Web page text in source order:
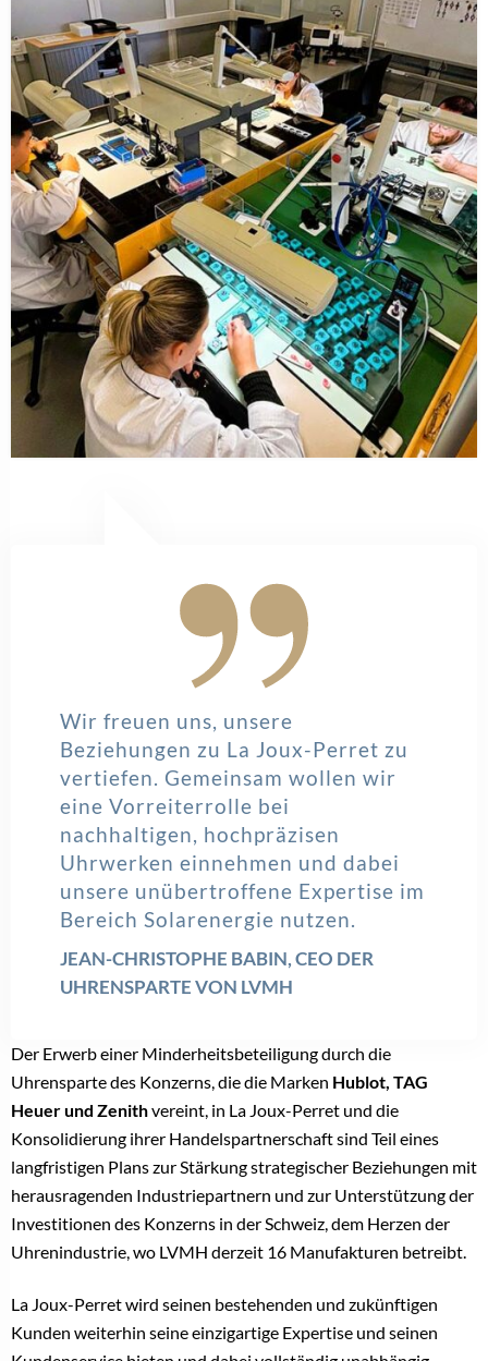
Wir freuen uns, unsere
Beziehungen zu La Joux-Perret zu
vertiefen. Gemeinsam wollen wir
eine Vorreiterrolle bei
nachhaltigen, hochpräzisen
Uhrwerken einnehmen und dabei
unsere unübertroffene Expertise im
Bereich Solarenergie nutzen.
JEAN-CHRISTOPHE BABIN, CEO DER
UHRENSPARTE VON LVMH
Der Erwerb einer Minderheitsbeteiligung durch die
Uhrensparte des Konzerns, die die Marken Hublot, TAG
Heuer und Zenithvereint, in La Joux-Perret und die
Konsolidierung ihrer Handelspartnerschaft sind Teil eines
langfristigen Plans zur Stärkung strategischer Beziehungen mit
herausragenden Industriepartnern und zur Unterstützung der
Investitionen des Konzerns in der Schweiz, dem Herzen der
Uhrenindustrie, wo LVMH derzeit 16 Manufakturen betreibt.
La Joux-Perret wird seinen bestehenden und zukünftigen
Kunden weiterhin seine einzigartige Expertise und seinen